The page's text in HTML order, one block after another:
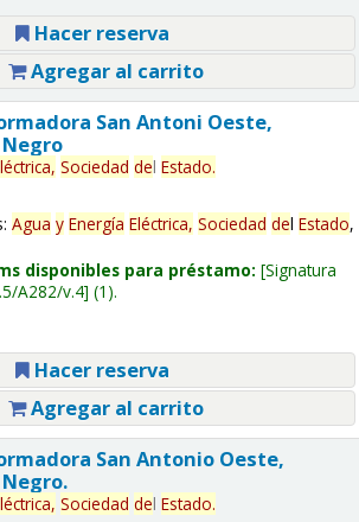
Hacer reserva
Agregar al carrito
San Antoni Oeste,
Sociedad del Estado.
Agua y Energía Eléctrica, Sociedad del Estado,
disponibles para préstamo: Signatura
A282/v.4 (1).
Hacer reserva
Agregar al carrito
San Antonio Oeste,
Sociedad del Estado.